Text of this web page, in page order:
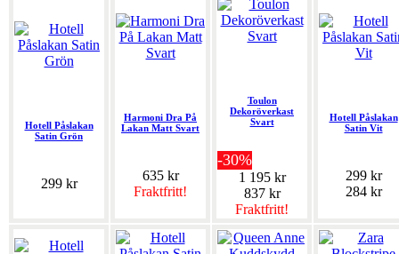
Hotell Påslakan
Satin Grön
299 kr
Harmoni Dra På
Lakan Matt Svart
635 kr
Fraktfritt!
Toulon
Dekoröverkast
Svart
-30%
1 195 kr
837 kr
Fraktfritt!
Hotell Påslakan
Satin Vit
299 kr
284 kr